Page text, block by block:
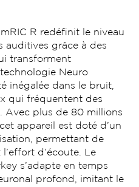
R redéfinit le niveau
auditives grâce à des
transforment
technologie Neuro
inégalée dans le bruit,
qui fréquentent des
Avec plus de 80 millions
appareil est doté d’un
permettant de
d’écoute. Le
s’adapte en temps
profond, imitant le